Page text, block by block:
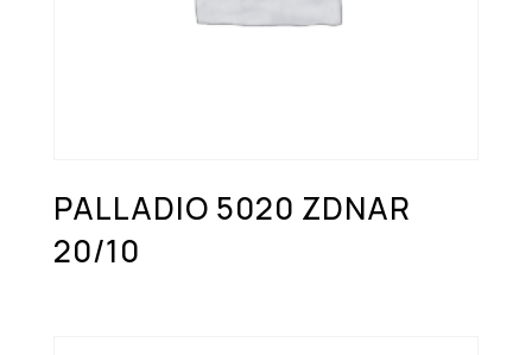
PALLADIO 5020 ZDNAR
20/10